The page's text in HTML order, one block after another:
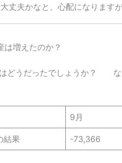
大丈夫かなと、心配になりますが
は増えたのか？
どうだったでしょうか？ な
9月
結果 -73,366